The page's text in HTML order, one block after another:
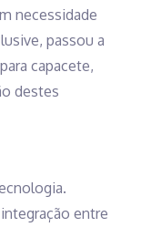
necessidade
passou a
capacete,
destes
entre